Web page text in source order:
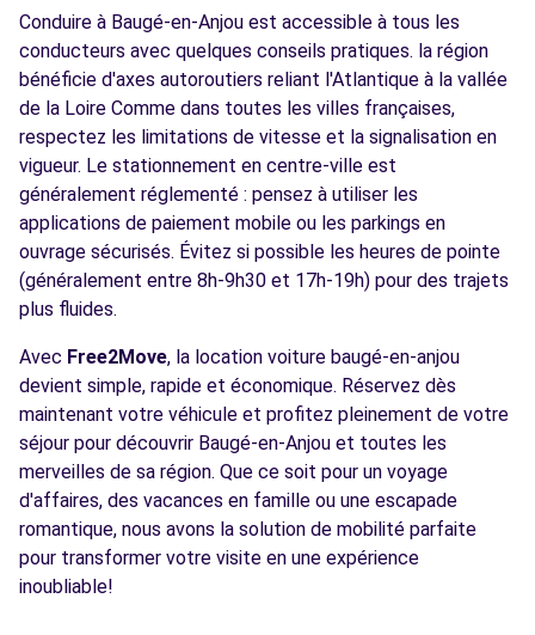
Conduire à Baugé-en-Anjou est accessible à tous les
conducteurs avec quelques conseils pratiques. la région
bénéficie d'axes autoroutiers reliant l'Atlantique à la vallée
de la Loire Comme dans toutes les villes françaises,
respectez les limitations de vitesse et la signalisation en
vigueur. Le stationnement en centre-ville est
généralement réglementé : pensez à utiliser les
applications de paiement mobile ou les parkings en
ouvrage sécurisés. Évitez si possible les heures de pointe
(généralement entre 8h-9h30 et 17h-19h) pour des trajets
plus fluides.
Avec Free2Move, la location voiture baugé-en-anjou
devient simple, rapide et économique. Réservez dès
maintenant votre véhicule et profitez pleinement de votre
séjour pour découvrir Baugé-en-Anjou et toutes les
merveilles de sa région. Que ce soit pour un voyage
d'affaires, des vacances en famille ou une escapade
romantique, nous avons la solution de mobilité parfaite
pour transformer votre visite en une expérience
inoubliable!